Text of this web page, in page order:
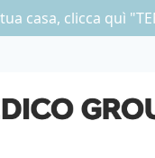
casa, clicca quì